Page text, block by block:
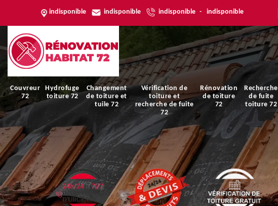
indisponible indisponible indisponible - indisponible
Couvreur
72
Hydrofuge
toiture 72
Changement
de toiture et
tuile 72
Vérification de
toiture et
recherche de fuite
72
Rénovation
de toiture
72
Recherche
de fuite
toiture 72